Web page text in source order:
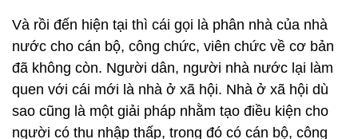
Và rồi đến hiện tại thì cái gọi là phân nhà của nhà
nước cho cán bộ, công chức, viên chức về cơ bản
đã không còn. Người dân, người nhà nước lại làm
quen với cái mới là nhà ở xã hội. Nhà ở xã hội dù
sao cũng là một giải pháp nhằm tạo điều kiện cho
người có thu nhập thấp, trong đó có cán bộ, công